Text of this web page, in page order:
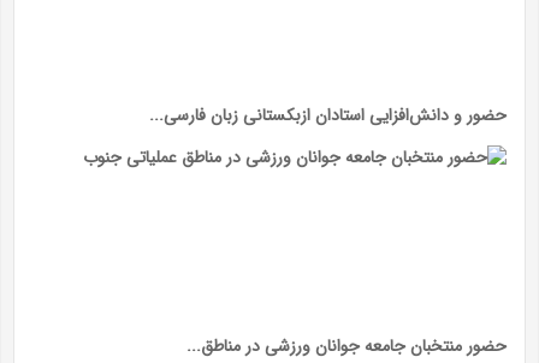
حضور و دانش‌افزایی استادان ازبکستانی زبان فارسی...
حضور منتخبان جامعه جوانان ورزشی در مناطق...